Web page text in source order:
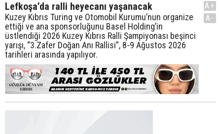
Lefkoşa’da ralli heyecanı yaşanacak
Kuzey Kıbrıs Turing ve Otomobil Kurumu’nun organize
ettiği ve ana sponsorluğunu Basel Holding’in
üstlendiği 2026 Kuzey Kıbrıs Ralli Şampiyonası beşinci
yarışı, “3.Zafer Doğan Anı Rallisi”, 8-9 Ağustos 2026
tarihleri arasında yapılıyor.
A+
A-